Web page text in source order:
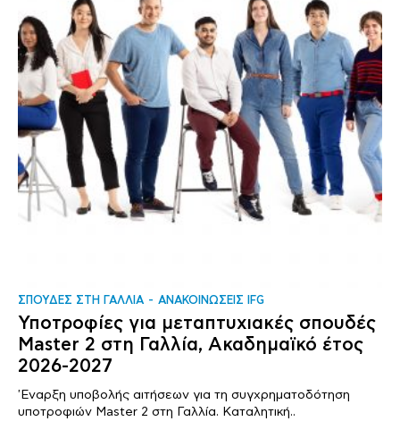
ΣΠΟΥΔΕΣ ΣΤΗ ΓΑΛΛΙΑ ΑΝΑΚΟΙΝΩΣΕΙΣ IFG
Υποτροφίες για μεταπτυχιακές σπουδές
Master 2 στη Γαλλία, Ακαδημαϊκό έτος
2026-2027
'Εναρξη υποβολής αιτήσεων για τη συγχρηματοδότηση
υποτροφιών Master 2 στη Γαλλία. Καταλητική..